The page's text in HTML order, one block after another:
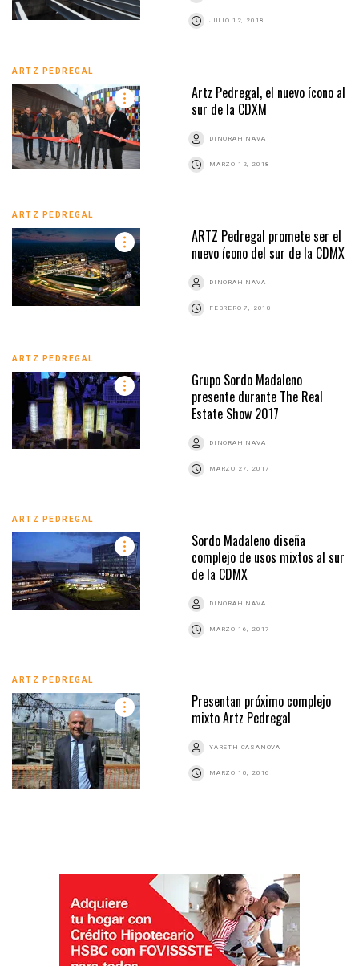
JULIO 12, 2018
ARTZ PEDREGAL
Artz Pedregal, el nuevo ícono al
sur de la CDXM
DINORAH NAVA
MARZO 12, 2018
ARTZ PEDREGAL
ARTZ Pedregal promete ser el
nuevo ícono del sur de la CDMX
DINORAH NAVA
FEBRERO 7, 2018
ARTZ PEDREGAL
Grupo Sordo Madaleno
presente durante The Real
Estate Show 2017
DINORAH NAVA
MARZO 27, 2017
ARTZ PEDREGAL
Sordo Madaleno diseña
complejo de usos mixtos al sur
de la CDMX
DINORAH NAVA
MARZO 16, 2017
ARTZ PEDREGAL
Presentan próximo complejo
mixto Artz Pedregal
YARETH CASANOVA
MARZO 10, 2016